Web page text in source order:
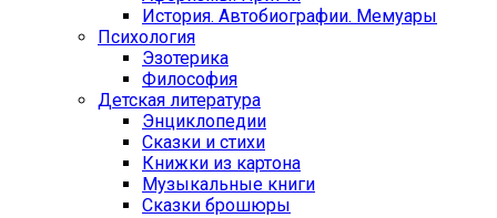
История. Автобиографии. Мемуары
Психология
Эзотерика
Философия
Детская литература
Энциклопедии
Сказки и стихи
Книжки из картона
Музыкальные книги
Сказки брошюры